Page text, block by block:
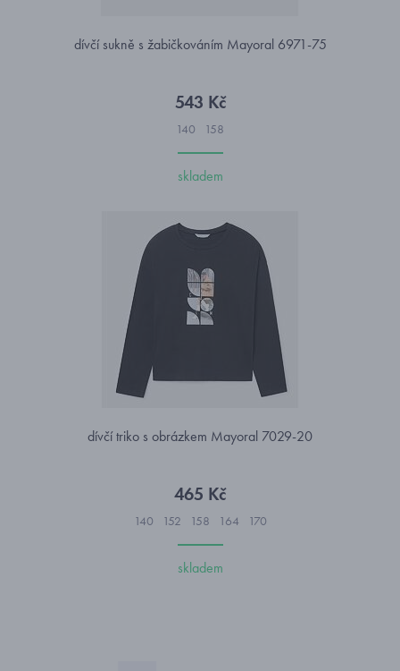
dívčí sukně s žabičkováním Mayoral 6971-75
543 Kč
140 158
skladem
dívčí triko s obrázkem Mayoral 7029-20
465 Kč
140 152 158 164 170
skladem